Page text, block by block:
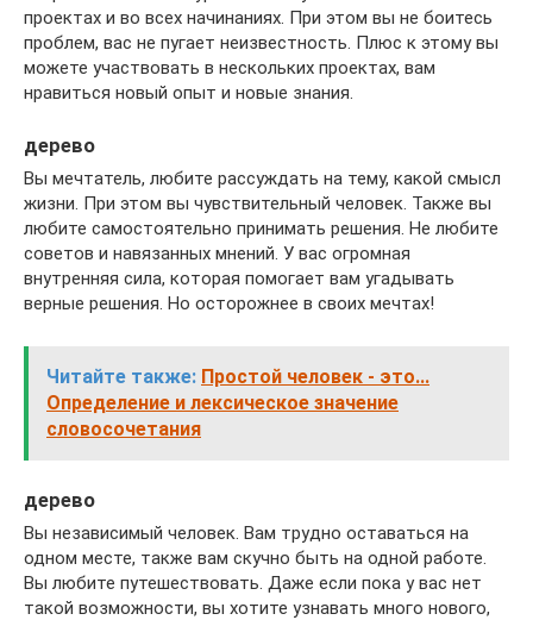
проектах и во всех начинаниях. При этом вы не боитесь
проблем, вас не пугает неизвестность. Плюс к этому вы
можете участвовать в нескольких проектах, вам
нравиться новый опыт и новые знания.
дерево
Вы мечтатель, любите рассуждать на тему, какой смысл
жизни. При этом вы чувствительный человек. Также вы
любите самостоятельно принимать решения. Не любите
советов и навязанных мнений. У вас огромная
внутренняя сила, которая помогает вам угадывать
верные решения. Но осторожнее в своих мечтах!
Читайте также: Простой человек - это...
Определение и лексическое значение
словосочетания
дерево
Вы независимый человек. Вам трудно оставаться на
одном месте, также вам скучно быть на одной работе.
Вы любите путешествовать. Даже если пока у вас нет
такой возможности, вы хотите узнавать много нового,